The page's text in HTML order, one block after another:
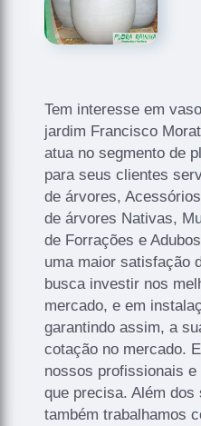
Tem interesse em
jardim Francisco
atua no segmento de
para seus clientes
de árvores,
de árvores Nativas,
de Forrações e
uma maior satisfação
busca investir nos
mercado, e em
garantindo assim, a
cotação no mercado.
nossos profissionais
que precisa. Além
também trabalhamos